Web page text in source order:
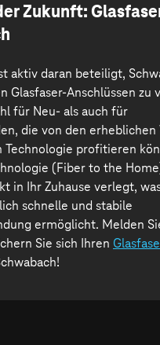
Zukunft:
aktiv daran beteiligt,
Glasfaser-Anschlüssen zu
für Neu- als auch für
die von den
Technologie profitieren
(Fiber to the
in Ihr Zuhause verlegt,
schnelle und stabile
ermöglicht. Melden
Sie sich Ihren